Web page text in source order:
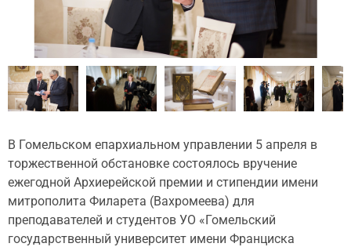
В Гомельском епархиальном управлении 5 апреля в
торжественной обстановке состоялось вручение
ежегодной Архиерейской премии и стипендии имени
митрополита Филарета (Вахромеева) для
преподавателей и студентов УО «Гомельский
государственный университет имени Франциска